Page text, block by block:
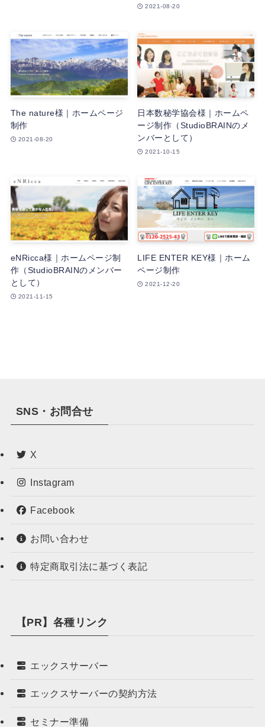
2021-08-20
The nature様｜ホームページ
制作
2021-08-20
日本数秘学協会様｜ホームペ
ージ制作（StudioBRAINのメ
ンバーとして）
2021-10-15
eNRicca様｜ホームページ制
作（StudioBRAINのメンバー
として）
2021-11-15
LIFE ENTER KEY様｜ホーム
ページ制作
2021-12-20
SNS・お問合せ
X
Instagram
Facebook
お問い合わせ
特定商取引法に基づく表記
【PR】各種リンク
エックスサーバー
エックスサーバーの契約方法
セミナー準備